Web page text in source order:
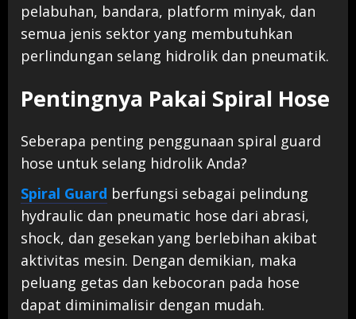
pelabuhan, bandara, platform minyak, dan
semua jenis sektor yang membutuhkan
perlindungan selang hidrolik dan pneumatik.
Pentingnya Pakai Spiral Hose
Seberapa penting penggunaan spiral guard
hose untuk selang hidrolik Anda?
Spiral Guard berfungsi sebagai pelindung
hydraulic dan pneumatic hose dari abrasi,
shock, dan gesekan yang berlebihan akibat
aktivitas mesin. Dengan demikian, maka
peluang getas dan kebocoran pada hose
dapat diminimalisir dengan mudah.